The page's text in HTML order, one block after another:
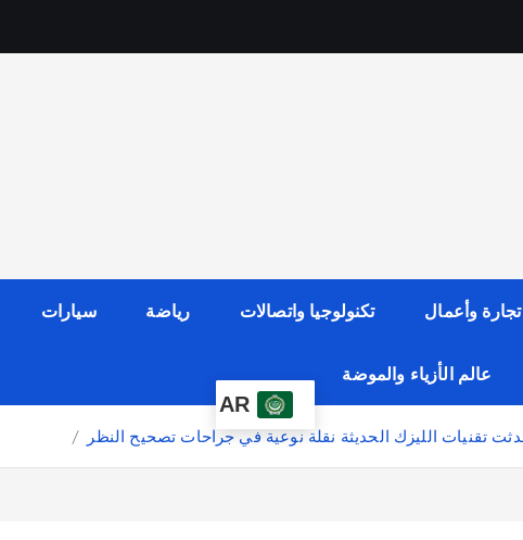
تجارة وأعمال تكنولوجيا واتصالات رياضة سيارات
عالم الأزياء والموضة
AR